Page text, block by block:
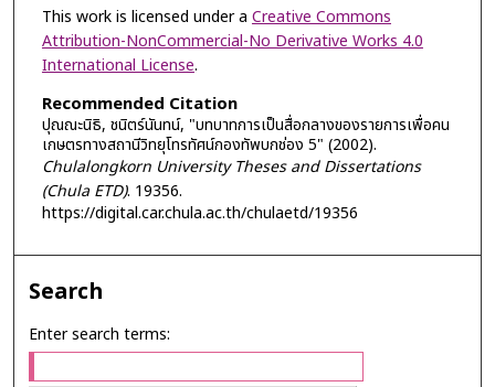
This work is licensed under a Creative Commons
Attribution-NonCommercial-No Derivative Works 4.0
International License.
Recommended Citation
ปุณณะนิธิ, ชนิตร์นันทน์, "บทบาทการเป็นสื่อกลางของรายการเพื่อคน
เกษตรทางสถานีวิทยุโทรทัศน์กองทัพบกช่อง 5" (2002).
Chulalongkorn University Theses and Dissertations
(Chula ETD). 19356.
https://digital.car.chula.ac.th/chulaetd/19356
Search
Enter search terms: